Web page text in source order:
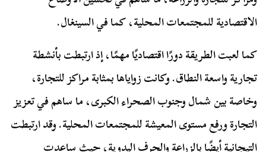
الاقتصادية للمجتمعات المحلية، كما في السينغال.
كما لعبت الطريقة دورًا اقتصاديًا مهمًا، إذ ارتبطت بأنشطة
تجارية واسعة النطاق. وكانت زواياها بمثابة مراكز للتجارة،
وخاصة بين شمال وجنوب الصحراء الكبرى، ما ساهم في تعزيز
التجارة ورفع مستوى المعيشة للمجتمعات المحلية. وقد ارتبطت
التيجانية أيضًا بالزراعة والحرف اليدوية، حيث ساعدت